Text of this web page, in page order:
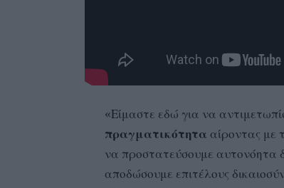
«Είμαστε εδώ για να
πραγματικότητα αίροντας με
να προστατεύσουμε αυτονόητα
αποδώσουμε επιτέλους